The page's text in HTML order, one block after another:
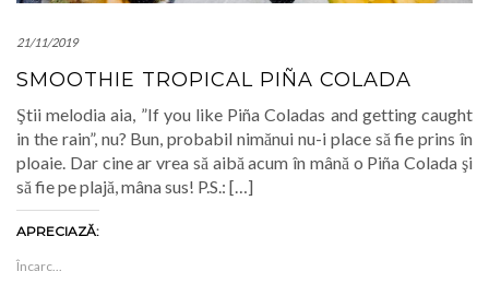
21/11/2019
SMOOTHIE TROPICAL PIÑA COLADA
Ştii melodia aia, ”If you like Piña Coladas and getting caught
in the rain”, nu? Bun, probabil nimănui nu-i place să fie prins în
ploaie. Dar cine ar vrea să aibă acum în mână o Piña Colada şi
să fie pe plajă, mâna sus! P.S.: […]
APRECIAZĂ:
Încarc...